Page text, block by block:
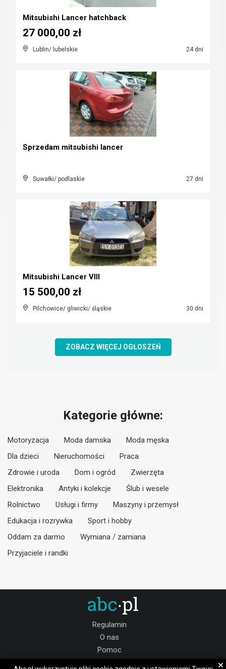
Mitsubishi Lancer hatchback
Lublin/ lubelskie 24 dni
27 000,00 zł
Sprzedam mitsubishi lancer
Suwałki/ podlaskie 27 dni
Mitsubishi Lancer VIII
Pilchowice/ gliwicki/ śląskie 30 dni
15 500,00 zł
ZOBACZ WIĘCEJ OGŁOSZEŃ
Kategorie główne:
Motoryzacja Moda damska
Moda męska
Dla dzieci
Nieruchomości
Praca
Zdrowie i uroda
Dom i ogród
Zwierzęta
Elektronika
Antyki i kolekcje
Ślub i wesele
Rolnictwo
Usługi i firmy
Maszyny i przemysł
Edukacja i rozrywka
Sport i hobby
Oddam za darmo
Wymiana / zamiana
Przyjaciele i randki
Regulamin
O nas
Pomoc
×